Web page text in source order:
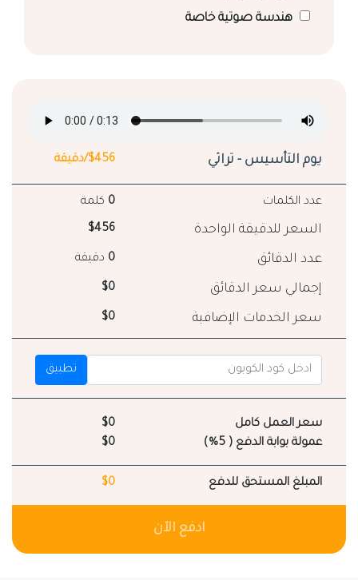
هندسة صوتية خاصة
يوم التأسيس - تراثي $456/دقيقة
عدد الكلمات 0 كلمة
السعر للدقيقة الواحدة $456
عدد الدقائق 0 دقيقة
إجمالي سعر الدقائق $0
سعر الخدمات الإضافية $0
تطبيق
سعر العمل كامل
$0
عمولة بوابة الدفع ( 5%)
$0
المبلغ المستحق للدفع $0
ادفع الآن